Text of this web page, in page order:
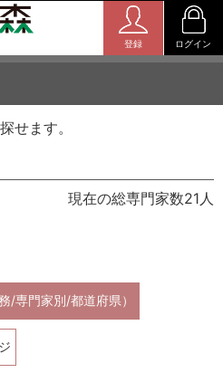
登録 ログイン
せます。
現在の総専門家数21人
/専門家別/都道府県）